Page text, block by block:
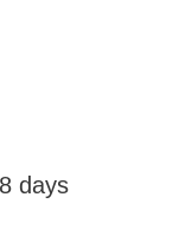
days